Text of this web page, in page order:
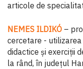
articole de
NEMES ILDIKÓ –
cercetare -
didactice și exerciții
la rând, în județul